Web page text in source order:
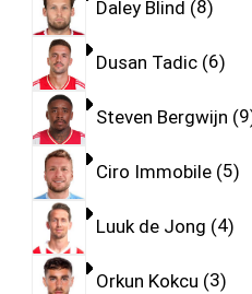
Daley Blind 8
Dusan Tadic 6
Steven Bergwijn 9
Ciro Immobile 5
Luuk de Jong 4
Orkun Kokcu 3